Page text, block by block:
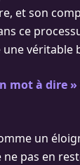
et son
ce
une
mot à dire
un
pas en